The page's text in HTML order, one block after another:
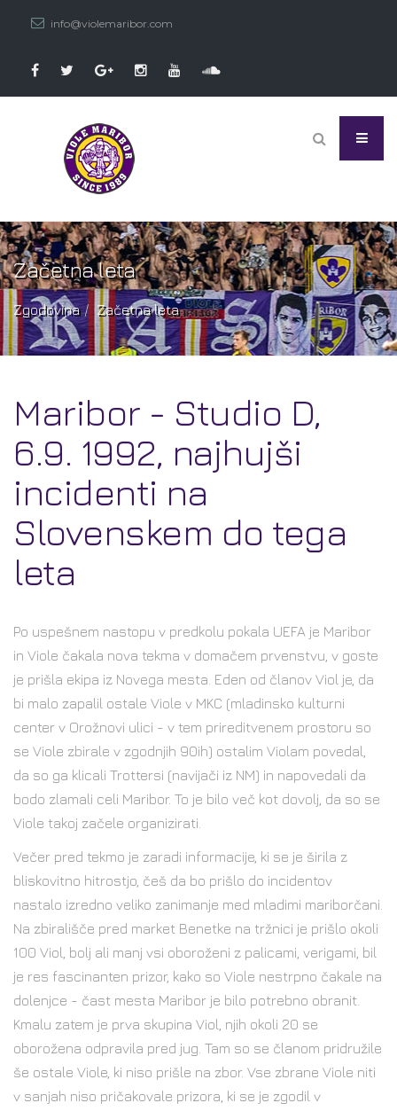
info@violemaribor.com
Začetna leta
Zgodovina Začetna leta
Maribor - Studio D,
6.9. 1992, najhujši
incidenti na
Slovenskem do tega
leta
Po uspešnem nastopu v predkolu pokala UEFA je Maribor
in Viole čakala nova tekma v domačem prvenstvu, v goste
je prišla ekipa iz Novega mesta. Eden od članov Viol je, da
bi malo zapalil ostale Viole v MKC (mladinsko kulturni
center v Orožnovi ulici - v tem prireditvenem prostoru so
se Viole zbirale v zgodnjih 90ih) ostalim Violam povedal,
da so ga klicali Trottersi (navijači iz NM) in napovedali da
bodo zlamali celi Maribor. To je bilo več kot dovolj, da so se
Viole takoj začele organizirati.
Večer pred tekmo je zaradi informacije, ki se je širila z
bliskovitno hitrostjo, češ da bo prišlo do incidentov
nastalo izredno veliko zanimanje med mladimi mariborčani.
Na zbirališče pred market Benetke na tržnici je prišlo okoli
100 Viol, bolj ali manj vsi oboroženi z palicami, verigami, bil
je res fascinanten prizor, kako so Viole nestrpno čakale na
dolenjce - čast mesta Maribor je bilo potrebno obranit.
Kmalu zatem je prva skupina Viol, njih okoli 20 se
oborožena odpravila pred jug. Tam so se članom pridružile
še ostale Viole, ki niso prišle na zbor. Vse zbrane Viole niti
v sanjah niso pričakovale prizora, ki se je zgodil v